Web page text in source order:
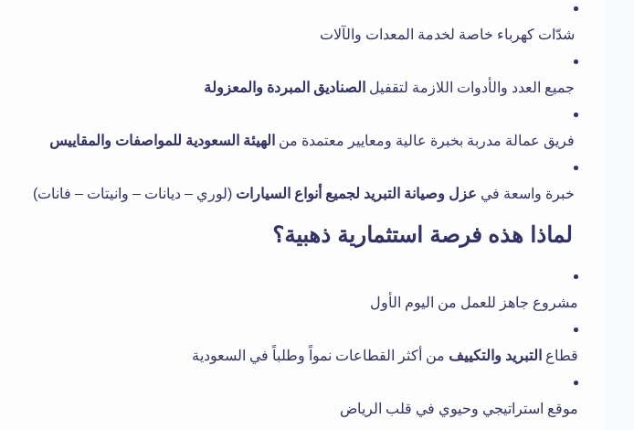
شدّات كهرباء خاصة لخدمة المعدات والآلات
جميع العدد والأدوات اللازمة لتقفيل الصناديق المبردة والمعزولة
فريق عمالة مدربة بخبرة عالية ومعايير معتمدة من الهيئة السعودية للمواصفات والمقاييس
خبرة واسعة في عزل وصيانة التبريد لجميع أنواع السيارات (لوري – ديانات – وانيتات – فانات)
لماذا هذه فرصة استثمارية ذهبية؟
مشروع جاهز للعمل من اليوم الأول
قطاع التبريد والتكييف من أكثر القطاعات نمواً وطلباً في السعودية
موقع استراتيجي وحيوي في قلب الرياض